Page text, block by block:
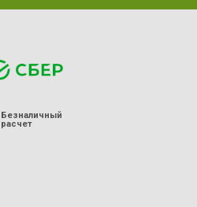
Безналичный
расчет